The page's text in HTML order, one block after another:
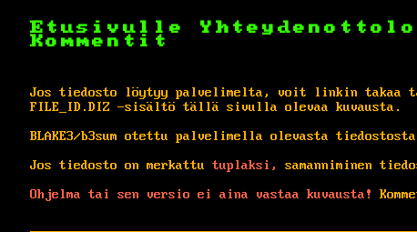
Etusivulle
Kommentit
Jos tiedosto löytyy palvelimelta, voit linkin takaa
FILE_ID.DIZ -sisältö tällä sivulla olevaa kuvausta.
BLAKE3/b3sum otettu palvelimella olevasta
Jos tiedosto on merkattu tuplaksi,
samanniminen
Ohjelma tai sen versio ei aina vastaa kuvausta!